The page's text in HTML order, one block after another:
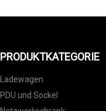
PRODUKTKATEGORIE
Ladewagen
PDU und Sockel